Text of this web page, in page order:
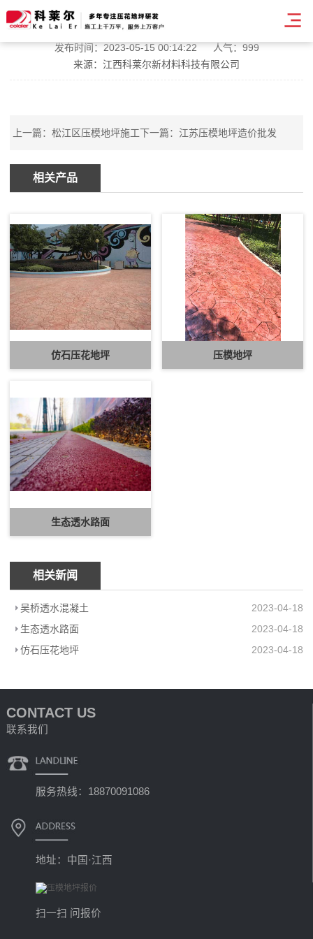
庆阳压花压模地坪改造
发布时间：2023-05-15 00:14:22
人气：999
来源：江西科莱尔新材料科技有限公司
上一篇：松江区压模地坪施工下一篇： 江苏压模地坪造价批发
相关产品
仿石压花地坪 压模地坪
生态透水路面
相关新闻
吴桥透水混凝土
2023-04-18
生态透水路面
2023-04-18
仿石压花地坪
2023-04-18
CONTACT US
联系我们
服务热线：18870091086
地址：中国·江西
扫一扫 问报价